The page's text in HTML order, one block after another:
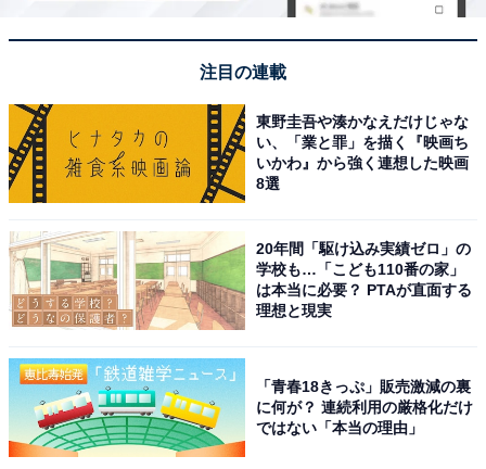
注目の連載
東野圭吾や湊かなえだけじゃな
い、「業と罪」を描く『映画ち
いかわ』から強く連想した映画
8選
20年間「駆け込み実績ゼロ」の
学校も…「こども110番の家」
は本当に必要？ PTAが直面する
理想と現実
「青春18きっぷ」販売激減の裏
に何が？ 連続利用の厳格化だけ
ではない「本当の理由」